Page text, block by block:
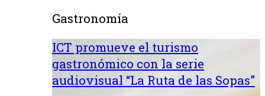
Gastronomía
ICT promueve el turismo
gastronómico con la serie
audiovisual “La Ruta de las Sopas”